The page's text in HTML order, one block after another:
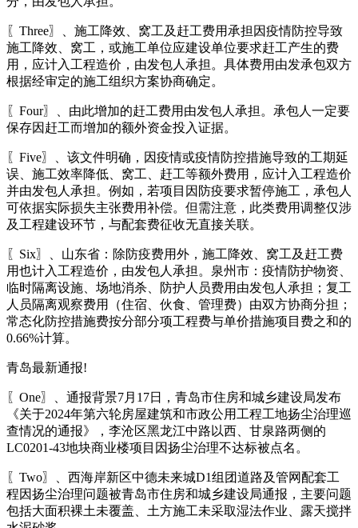
〖Three〗、施工降效、窝工及赶工费用承担因疫情防控导致
施工降效、窝工，或施工单位应建设单位要求赶工产生的费
用，应计入工程造价，由发包人承担。具体费用由发承包双方
根据经审定的施工组织方案协商确定。
〖Four〗、由此增加的赶工费用由发包人承担。承包人一定要
保存因赶工而增加的额外资金投入证据。
〖Five〗、该文件明确，因疫情或疫情防控措施导致的工期延
误、施工效率降低、窝工、赶工等额外费用，应计入工程造价
并由发包人承担。例如，若项目因防疫要求暂停施工，承包人
可依据实际损失主张费用补偿。但需注意，此类费用调整仅涉
及工程建设环节，与配套费征收无直接关联。
〖Six〗、山东省：除防疫费用外，施工降效、窝工及赶工费
用也计入工程造价，由发包人承担。泉州市：疫情防护物资、
临时隔离设施、场地消杀、防护人员费用由发包人承担；复工
人员隔离观察费用（住宿、伙食、管理费）由双方协商分担；
常态化防控措施费按分部分项工程费与单价措施项目费之和的
0.66%计算。
青岛最新通报!
〖One〗、通报背景7月17日，青岛市住房和城乡建设局发布
《关于2024年第六轮房屋建筑和市政公用工程工地扬尘治理巡
查情况的通报》，李沧区黑龙江中路以西、甘泉路两侧的
LC0201-43地块商业楼项目因扬尘治理不达标被点名。
〖Two〗、西海岸新区中德未来城D1组团道路及管网配套工
程因扬尘治理问题被青岛市住房和城乡建设局通报，主要问题
包括大面积裸土未覆盖、土方施工未采取湿法作业、露天搅拌